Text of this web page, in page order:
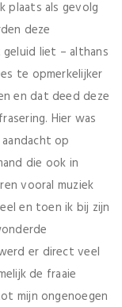
plaats als gevolg
deze
liet – althans
te opmerkelijker
en dat deed deze
Hier was
op
die ook in
vooral muziek
en toen ik bij zijn
er direct veel
de fraaie
mijn ongenoegen